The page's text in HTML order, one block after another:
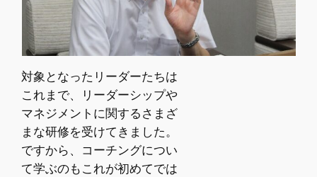
対象となったリーダーたちは
これまで、リーダーシップや
マネジメントに関するさまざ
まな研修を受けてきました。
ですから、コーチングについ
て学ぶのもこれが初めてでは